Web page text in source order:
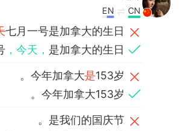
CN
EN
七月一号是加拿大的生日。
，今天， 是加拿大的生日。
今年加拿大是153岁。
今年加拿大153岁。
是我们的国庆节。